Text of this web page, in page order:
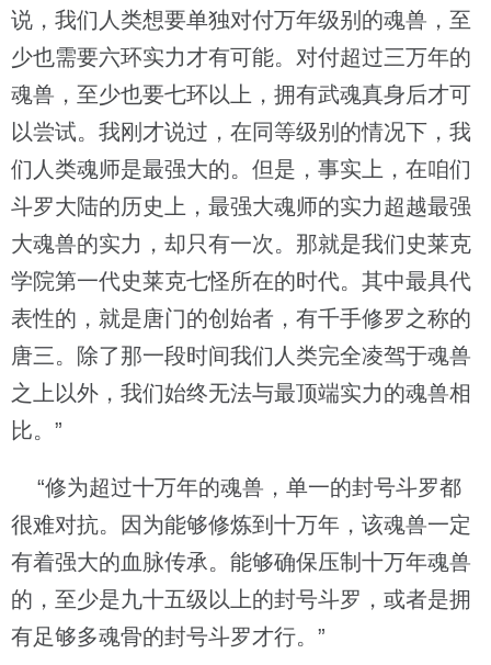
说，我们人类想要单独对付万年级别的魂兽，至
少也需要六环实力才有可能。对付超过三万年的
魂兽，至少也要七环以上，拥有武魂真身后才可
以尝试。我刚才说过，在同等级别的情况下，我
们人类魂师是最强大的。但是，事实上，在咱们
斗罗大陆的历史上，最强大魂师的实力超越最强
大魂兽的实力，却只有一次。那就是我们史莱克
学院第一代史莱克七怪所在的时代。其中最具代
表性的，就是唐门的创始者，有千手修罗之称的
唐三。除了那一段时间我们人类完全凌驾于魂兽
之上以外，我们始终无法与最顶端实力的魂兽相
比。”
“修为超过十万年的魂兽，单一的封号斗罗都
很难对抗。因为能够修炼到十万年，该魂兽一定
有着强大的血脉传承。能够确保压制十万年魂兽
的，至少是九十五级以上的封号斗罗，或者是拥
有足够多魂骨的封号斗罗才行。”